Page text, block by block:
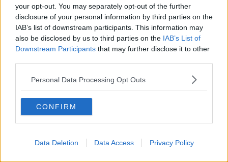
your opt-out. You may separately opt-out of the further
disclosure of your personal information by third parties on the
IAB’s list of downstream participants. This information may
also be disclosed by us to third parties on the IAB’s List of
Downstream Participants that may further disclose it to other
Personal Data Processing Opt Outs
CONFIRM
Data Deletion Data Access Privacy Policy
Opskriftsinfo
- Diverse Hovedretter
Hovedingrediens :Grøntsager -Squash
Fryseegnet : ikke fryseegnet
Indsendt af : bellabelsen
Indsendt :2010-07-10
Redigeret:2025-10-27
Bedøm retten